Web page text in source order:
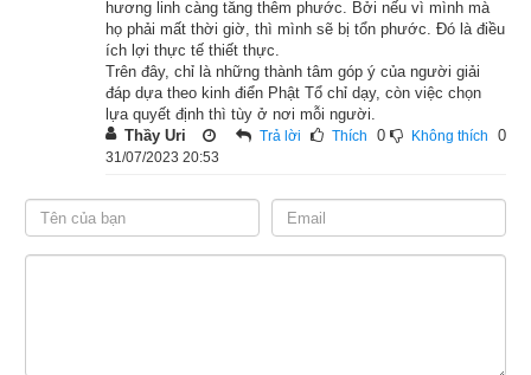
hương linh càng tăng thêm phước. Bởi nếu vì mình mà
họ phải mất thời giờ, thì mình sẽ bị tổn phước. Đó là điều
ích lợi thực tế thiết thực.
Trên đây, chỉ là những thành tâm góp ý của người giải
đáp dựa theo kinh điển Phật Tổ chỉ dạy, còn việc chọn
lựa quyết định thì tùy ở nơi mỗi người.
Thầy Uri
Trả lời Thích 0 Không thích 0
31/07/2023 20:53